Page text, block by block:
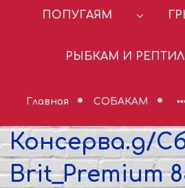
ПОПУГАЯМ
РЫБКАМ И
Главная СОБАКАМ
Консерва.д/
Brit_Premium